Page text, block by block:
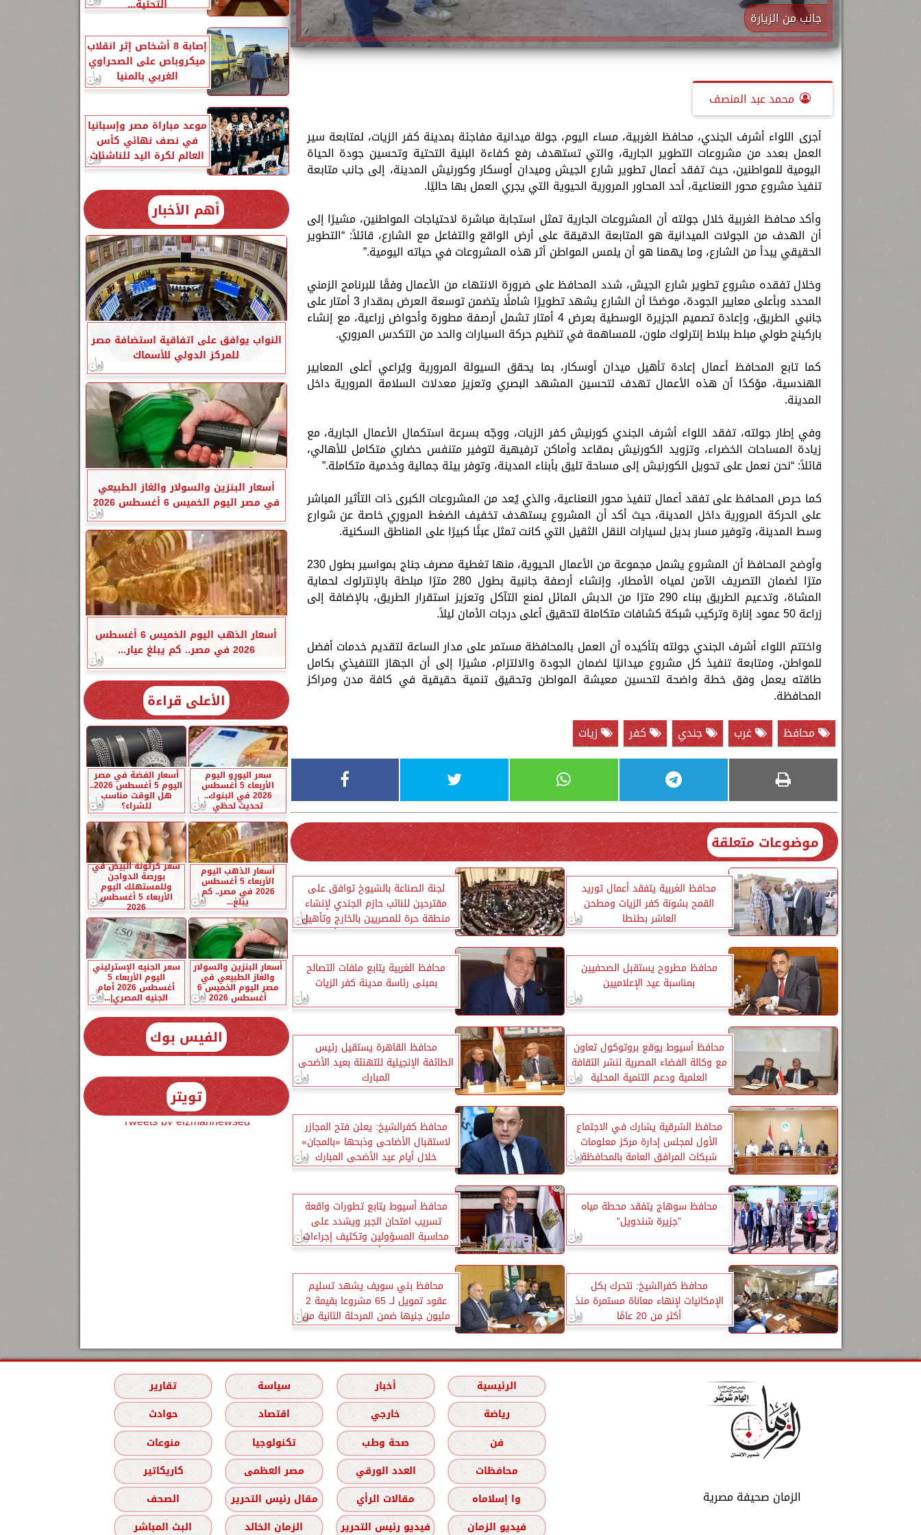
جانب من الزيارة
محمد عبد المنصف
أجرى اللواء أشرف الجندي، محافظ الغربية، مساء اليوم، جولة ميدانية مفاجئة بمدينة كفر الزيات، لمتابعة سير
العمل بعدد من مشروعات التطوير الجارية، والتي تستهدف رفع كفاءة البنية التحتية وتحسين جودة الحياة
اليومية للمواطنين، حيث تفقد أعمال تطوير شارع الجيش وميدان أوسكار وكورنيش المدينة، إلى جانب متابعة
تنفيذ مشروع محور النعناعية، أحد المحاور المرورية الحيوية التي يجري العمل بها حاليًا.
وأكد محافظ الغربية خلال جولته أن المشروعات الجارية تمثل استجابة مباشرة لاحتياجات المواطنين، مشيرًا إلى
أن الهدف من الجولات الميدانية هو المتابعة الدقيقة على أرض الواقع والتفاعل مع الشارع، قائلاً: “التطوير
الحقيقي يبدأ من الشارع، وما يهمنا هو أن يلمس المواطن أثر هذه المشروعات في حياته اليومية.”
وخلال تفقده مشروع تطوير شارع الجيش، شدد المحافظ على ضرورة الانتهاء من الأعمال وفقًا للبرنامج الزمني
المحدد وبأعلى معايير الجودة، موضحًا أن الشارع يشهد تطويرًا شاملًا يتضمن توسعة العرض بمقدار 3 أمتار على
جانبي الطريق، وإعادة تصميم الجزيرة الوسطية بعرض 4 أمتار تشمل أرصفة مطورة وأحواض زراعية، مع إنشاء
باركينج طولي مبلط ببلاط إنترلوك ملون، للمساهمة في تنظيم حركة السيارات والحد من التكدس المروري.
كما تابع المحافظ أعمال إعادة تأهيل ميدان أوسكار، بما يحقق السيولة المرورية ويُراعي أعلى المعايير
الهندسية، مؤكدًا أن هذه الأعمال تهدف لتحسين المشهد البصري وتعزيز معدلات السلامة المرورية داخل
المدينة.
وفي إطار جولته، تفقد اللواء أشرف الجندي كورنيش كفر الزيات، ووجّه بسرعة استكمال الأعمال الجارية، مع
زيادة المساحات الخضراء، وتزويد الكورنيش بمقاعد وأماكن ترفيهية لتوفير متنفس حضاري متكامل للأهالي،
قائلاً: “نحن نعمل على تحويل الكورنيش إلى مساحة تليق بأبناء المدينة، وتوفر بيئة جمالية وخدمية متكاملة.”
كما حرص المحافظ على تفقد أعمال تنفيذ محور النعناعية، والذي يُعد من المشروعات الكبرى ذات التأثير المباشر
على الحركة المرورية داخل المدينة، حيث أكد أن المشروع يستهدف تخفيف الضغط المروري خاصة عن شوارع
وسط المدينة، وتوفير مسار بديل لسيارات النقل الثقيل التي كانت تمثل عبئًا كبيرًا على المناطق السكنية.
وأوضح المحافظ أن المشروع يشمل مجموعة من الأعمال الحيوية، منها تغطية مصرف جناج بمواسير بطول 230
مترًا لضمان التصريف الآمن لمياه الأمطار، وإنشاء أرصفة جانبية بطول 280 مترًا مبلطة بالإنترلوك لحماية
المشاة، وتدعيم الطريق ببناء 290 مترًا من الدبش المائل لمنع التآكل وتعزيز استقرار الطريق، بالإضافة إلى
زراعة 50 عمود إنارة وتركيب شبكة كشافات متكاملة لتحقيق أعلى درجات الأمان ليلاً.
واختتم اللواء أشرف الجندي جولته بتأكيده أن العمل بالمحافظة مستمر على مدار الساعة لتقديم خدمات أفضل
للمواطن، ومتابعة تنفيذ كل مشروع ميدانيًا لضمان الجودة والالتزام، مشيرًا إلى أن الجهاز التنفيذي بكامل
طاقته يعمل وفق خطة واضحة لتحسين معيشة المواطن وتحقيق تنمية حقيقية في كافة مدن ومراكز
المحافظة.
محافظ
غرب جندي كفر زيات
موضوعات متعلقة
محافظ الغربية يتفقد أعمال توريد
القمح بشونة كفر الزيات ومطحن
العاشر بطنطا
لجنة الصناعة بالشيوخ توافق على
مقترحين للنائب حازم الجندي لإنشاء
منطقة حرة للمصريين بالخارج وتأهيل
العاملين بشركات قطاع الأعمال
محافظ مطروح يستقبل الصحفيين
بمناسبة عيد الإعلاميين
محافظ الغربية يتابع ملفات التصالح
بمبنى رئاسة مدينة كفر الزيات
محافظ أسيوط يوقع بروتوكول تعاون
مع وكالة الفضاء المصرية لنشر الثقافة
العلمية ودعم التنمية المحلية
محافظ القاهرة يستقيل رئيس
الطائفة الإنجيلية للتهنئة بعيد الأضحى
المبارك
محافظ الشرقية يشارك في الاجتماع
الأول لمجلس إدارة مركز معلومات
شبكات المرافق العامة بالمحافظة
محافظ كفرالشيخ: يعلن فتح المجازر
لاستقبال الأضاحى وذبحها «بالمجان»
خلال أيام عيد الأضحى المبارك
محافظ سوهاج يتفقد محطة مياه
”جزيرة شندويل”
محافظ أسيوط يتابع تطورات واقعة
تسريب امتحان الجبر ويشدد على
محاسبة المسؤولين وتكثيف إجراءات
التأمين
محافظ كفرالشيخ: نتحرك بكل
الإمكانيات لإنهاء معاناة مستمرة منذ
أكثر من 20 عامًا
محافظ بني سويف يشهد تسليم
عقود تمويل لــ 65 مشروعا بقيمة 2
مليون جنيها ضمن المرحلة الثانية من
مشروعات التمكين الاقتصادي
التحتية...
إصابة 8 أشخاص إثر انقلاب
ميكروباص على الصحراوي
الغربي بالمنيا
موعد مباراة مصر وإسبانيا
في نصف نهائي كأس
العالم لكرة اليد للناشئات
أهم الأخبار
النواب يوافق على اتفاقية استضافة مصر
للمركز الدولي للأسماك
أسعار البنزين والسولار والغاز الطبيعي
في مصر اليوم الخميس 6 أغسطس 2026
أسعار الذهب اليوم الخميس 6 أغسطس
2026 في مصر.. كم يبلغ عيار...
الأعلى قراءة
سعر اليورو اليوم
الأربعاء 5 أغسطس
2026 في البنوك..
تحديث لحظي
أسعار الفضة في مصر
اليوم 5 أغسطس 2026..
هل الوقت مناسب
للشراء؟
أسعار الذهب اليوم
الأربعاء 5 أغسطس
2026 في مصر.. كم
يبلغ...
سعر كرتونة البيض في
بورصة الدواجن
وللمستهلك اليوم
الأربعاء 5 أغسطس
2026
أسعار البنزين والسولار
والغاز الطبيعي في
مصر اليوم الخميس 6
أغسطس 2026
سعر الجنيه الإسترليني
اليوم الأربعاء 5
أغسطس 2026 أمام
الجنيه المصري|...
الفيس بوك
تويتر
Tweets by elzmannewseg
الزمان صحيفة مصرية
الرئيسية أخبار سياسة
تقارير
رياضة
خارجي اقتصاد
حوادث
فن
صحة وطب تكنولوجيا
منوعات
محافظات
العدد الورقي مصر العظمى
كاريكاتير
وا إسلاماه
مقالات الرأي مقال رئيس التحرير
الصحف
فيديو الزمان
فيديو رئيس التحرير الزمان الخالد البث المباشر